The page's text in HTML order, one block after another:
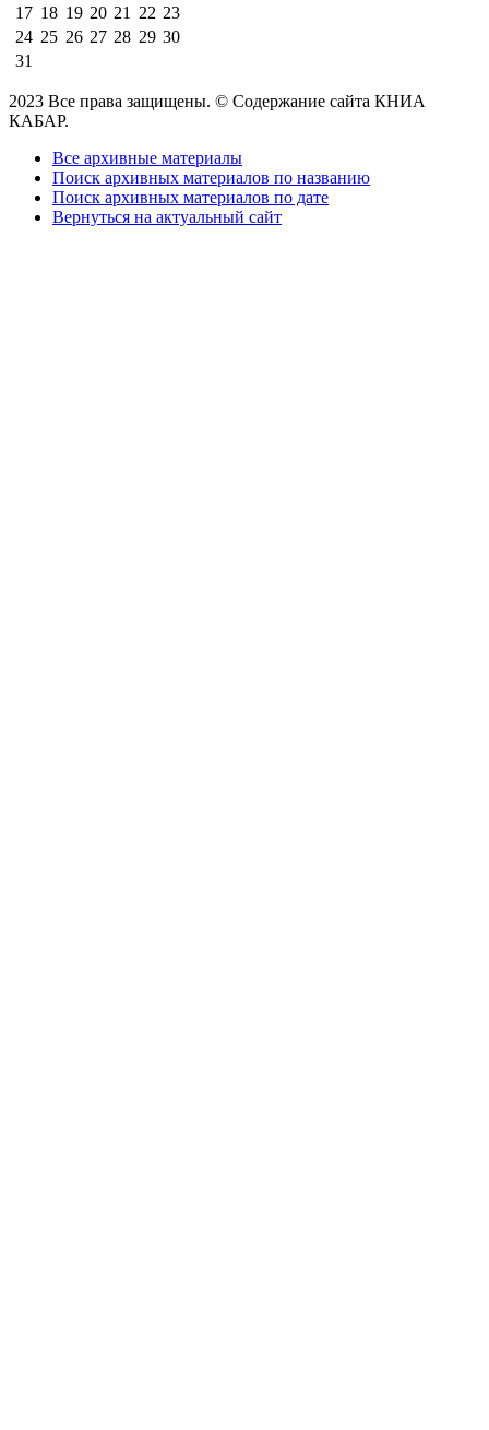
17 18 19 20 21 22 23
24 25 26 27 28 29 30
31
2023 Все права защищены. © Содержание сайта КНИА
КАБАР.
Все архивные материалы
Поиск архивных материалов по названию
Поиск архивных материалов по дате
Вернуться на актуальный сайт